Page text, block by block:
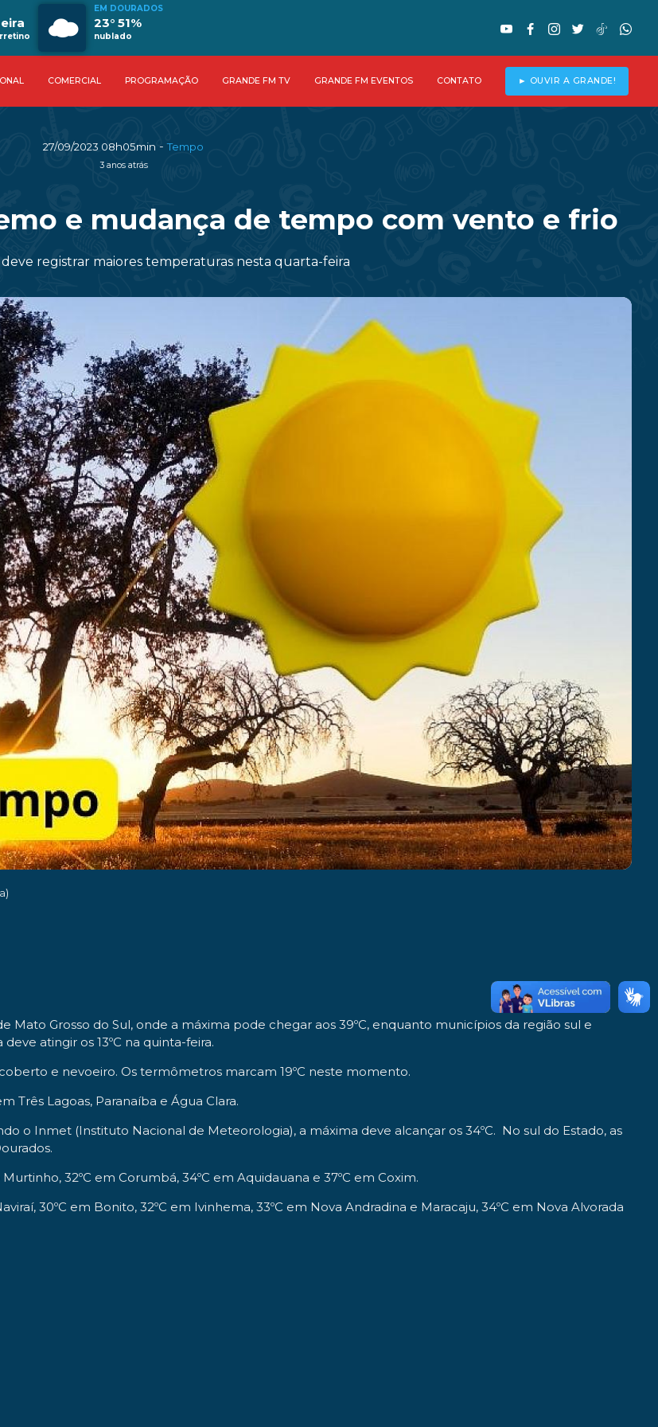
EM DOURADOS
23° 51%
nublado
COMERCIAL PROGRAMAÇÃO GRANDE FM TV GRANDE FM EVENTOS CONTATO ► OUVIR A GRANDE!
27/09/2023 08h05min -Tempo
3 anos atrás
e mudança de tempo com vento e frio
registrar maiores temperaturas nesta quarta-feira
Grosso do Sul, onde a máxima pode chegar aos 39ºC, enquanto municípios da região sul e
atingir os 13ºC na quinta-feira.
e nevoeiro. Os termômetros marcam 19ºC neste momento.
Três Lagoas, Paranaíba e Água Clara.
o Inmet (Instituto Nacional de Meteorologia), a máxima deve alcançar os 34ºC. No sul do Estado, as
32ºC em Corumbá, 34ºC em Aquidauana e 37ºC em Coxim.
30ºC em Bonito, 32ºC em Ivinhema, 33ºC em Nova Andradina e Maracaju, 34ºC em Nova Alvorada